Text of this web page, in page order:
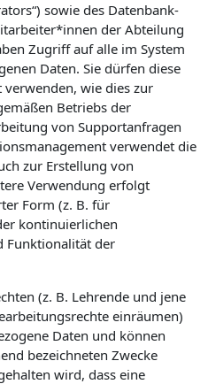
sowie des Datenbank-
der Abteilung
Zugriff auf alle im System
Daten. Sie dürfen diese
wie dies zur
Betriebs der
von Supportanfragen
verwendet die
zur Erstellung von
Verwendung erfolgt
Form (z. B. für
kontinuierlichen
Funktionalität der
(z. B. Lehrende und jene
einräumen)
Daten und können
bezeichneten Zwecke
wird, dass eine